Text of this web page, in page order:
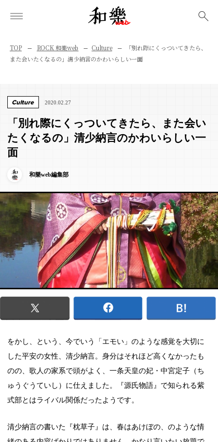
TOP ROCK 和樂web Culture
「別れ際にくっついてきたら、
また会いたくなるの」清少納言のかわいらしい一面
Culture 2020.02.27
「別れ際にくっついてきたら、また会い
たくなるの」清少納言のかわいらしい一
面
和樂web編集部
をかし、という、今でいう「エモい」のような感覚を大切に
した平安の女性、清少納言。身分はそれほど高くなかったも
のの、歌人の家系で頭がよく、一条天皇の妃・中宮定子（ち
ゅうぐうていし）に仕えました。『源氏物語』で知られる紫
式部とはライバル関係だったようです。
清少納言の書いた『枕草子』は、春はあけぼの、のような情